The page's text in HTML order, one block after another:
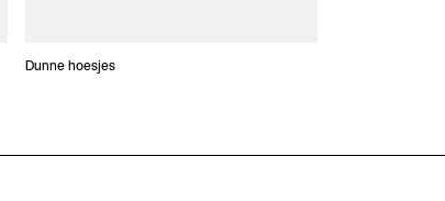
Dunne hoesjes